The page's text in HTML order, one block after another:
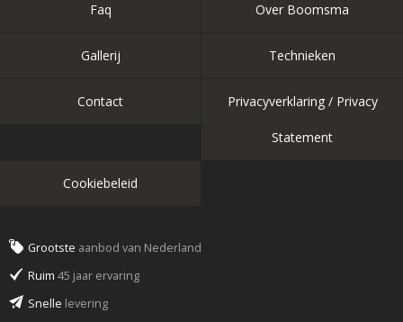
Faq Over Boomsma
Gallerij Technieken
Contact Privacyverklaring / Privacy
Statement
Cookiebeleid
Grootste aanbod van Nederland
Ruim 45 jaar ervaring
Snelle levering